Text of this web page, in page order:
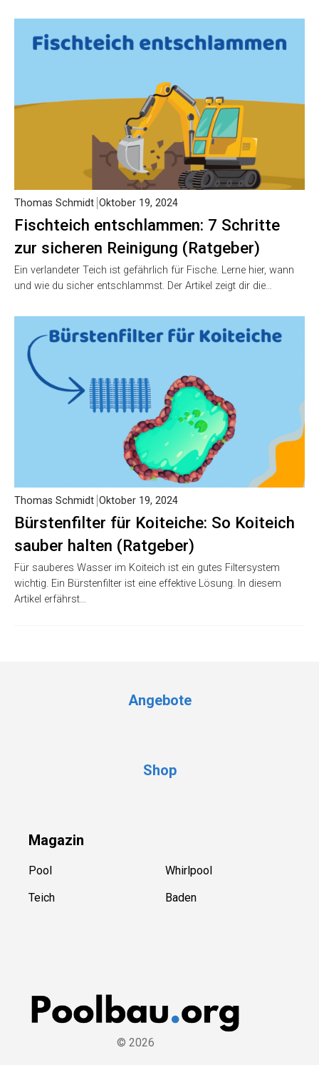
Fischteich entschlammen: 7 Schritte
zur sicheren Reinigung (Ratgeber)
Thomas Schmidt Oktober 19, 2024
Ein verlandeter Teich ist gefährlich für Fische. Lerne hier, wann
und wie du sicher entschlammst. Der Artikel zeigt dir die…
Bürstenfilter für Koiteiche: So Koiteich
sauber halten (Ratgeber)
Thomas Schmidt Oktober 19, 2024
Für sauberes Wasser im Koiteich ist ein gutes Filtersystem
wichtig. Ein Bürstenfilter ist eine effektive Lösung. In diesem
Artikel erfährst…
Angebote
Shop
Magazin
Pool
Teich
Whirlpool
Baden
© 2026